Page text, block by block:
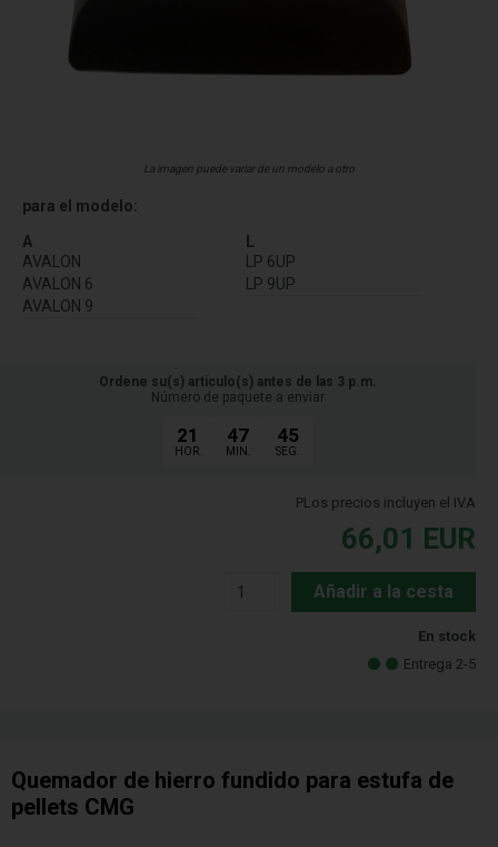
La imagen puede variar de un modelo a otro
para el modelo:
A
AVALON
AVALON 6
AVALON 9
L
LP 6UP
LP 9UP
Ordene su(s) artículo(s) antes de las 3 p.m.
Número de paquete a enviar
21
HOR.
47
MIN.
45
SEG.
PLos precios incluyen el IVA
66,01 EUR
Añadir a la cesta
En stock
Entrega 2-5
Quemador de hierro fundido para estufa de
pellets CMG